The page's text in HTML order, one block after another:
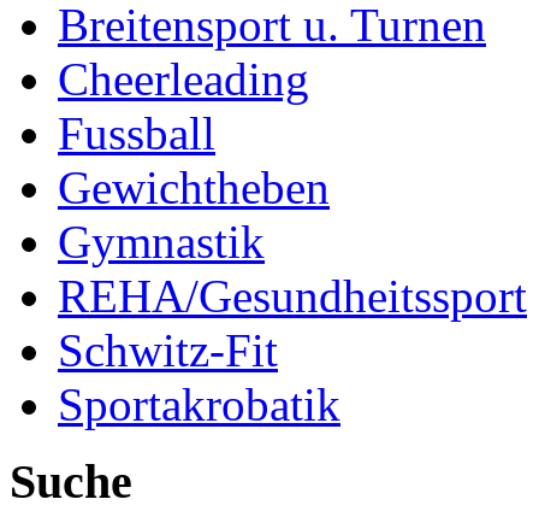
Breitensport u. Turnen
Cheerleading
Fussball
Gewichtheben
Gymnastik
REHA/Gesundheitssport
Schwitz-Fit
Sportakrobatik
Suche